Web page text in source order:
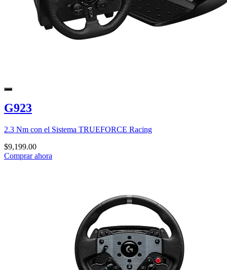
G923
2.3 Nm con el Sistema TRUEFORCE Racing
$9,199.00
Comprar ahora